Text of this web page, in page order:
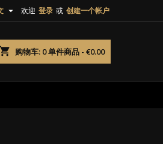
欢迎 登录 或 创建一个帐户

shopping_cart 购物车: 0单件商品 - €0.00